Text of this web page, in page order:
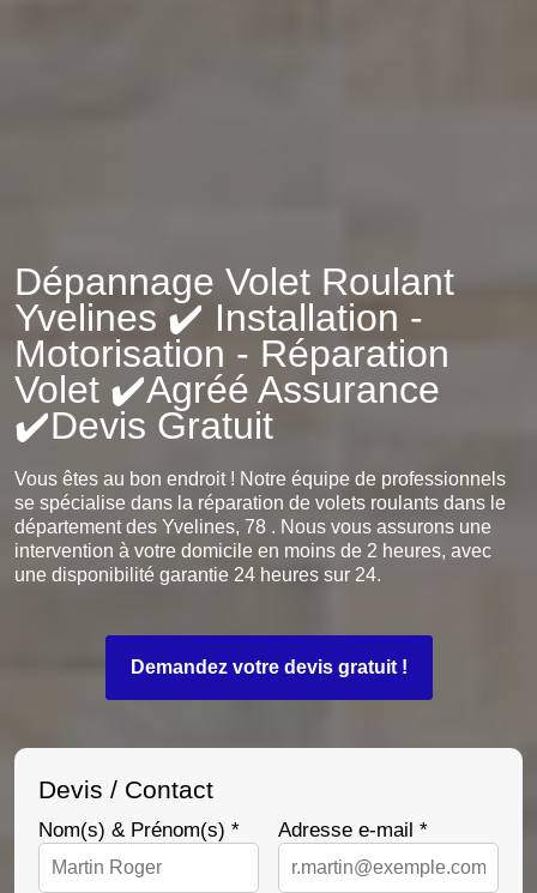
Dépannage Volet Roulant
Yvelines ✔️ Installation -
Motorisation - Réparation
Volet ✔️Agréé Assurance
✔️Devis Gratuit
Vous êtes au bon endroit ! Notre équipe de professionnels
se spécialise dans la réparation de volets roulants dans le
département des Yvelines, 78 . Nous vous assurons une
intervention à votre domicile en moins de 2 heures, avec
une disponibilité garantie 24 heures sur 24.
Demandez votre devis gratuit !
Devis / Contact
Nom(s) & Prénom(s) * Adresse e-mail *